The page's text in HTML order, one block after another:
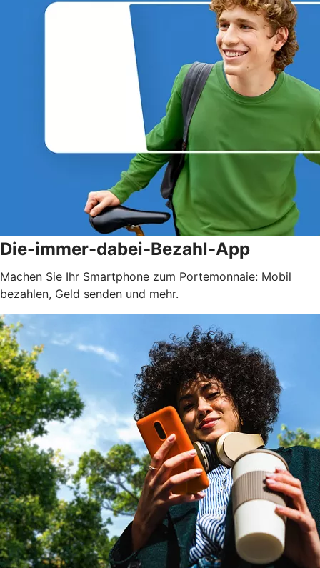
Die-immer-dabei-Bezahl-App
Machen Sie Ihr Smartphone zum Portemonnaie: Mobil
bezahlen, Geld senden und mehr.